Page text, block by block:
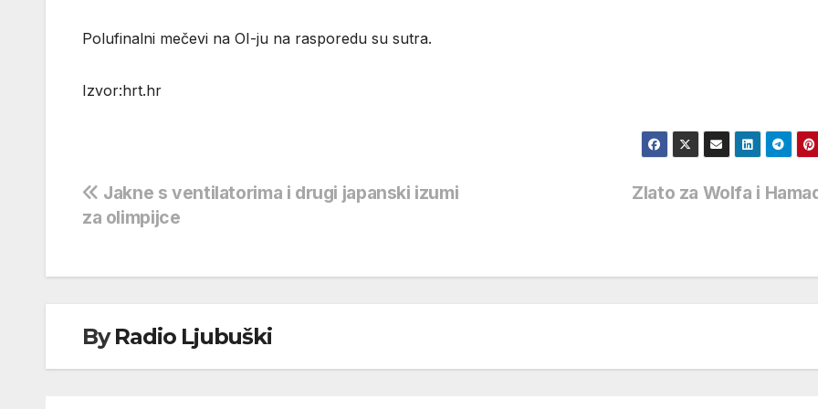
Polufinalni mečevi na OI-ju na rasporedu su sutra.
Izvor:hrt.hr
Navigacija
objava
Zlato za Wolfa i
Jakne s ventilatorima i drugi japanski izumi
za olimpijce
ByRadio Ljubuški